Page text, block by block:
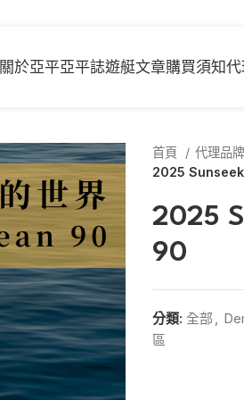
關於亞平亞平誌遊艇文章購買須知
首頁 代理品牌
2025
2025
90
分類: 全部 ,
區